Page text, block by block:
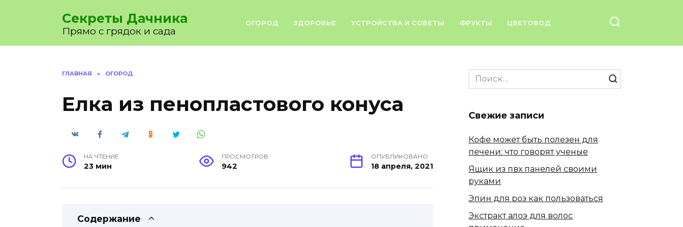
Секреты Дачника
Прямо с грядок и сада
ОГОРОД ЗДОРОВЬЕ УСТРОЙСТВА И СОВЕТЫ ФРУКТЫ ЦВЕТОВОД
ГЛАВНАЯ » ОГОРОД
Елка из пенопластового конуса
НА ЧТЕНИЕ
23 мин
ПРОСМОТРОВ
942
ОПУБЛИКОВАНО
18 апреля, 2021
Содержание
Search
for:
Свежие записи
Кофе может быть полезен для
печени: что говорят ученые
Ящик из пвх панелей своими
руками
Эпин для роз как пользоваться
Экстракт алоэ для волос